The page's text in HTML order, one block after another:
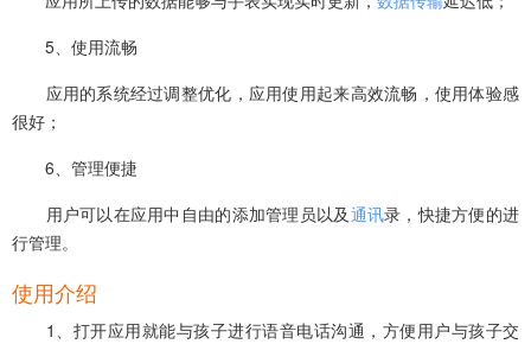
5、使用流畅
应用的系统经过调整优化，应用使用起来高效流畅，使用体验感
很好；
6、管理便捷
用户可以在应用中自由的添加管理员以及通讯录，快捷方便的进
行管理。
使用介绍
1、打开应用就能与孩子进行语音电话沟通，方便用户与孩子交